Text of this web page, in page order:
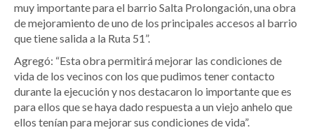
muy importante para el barrio Salta Prolongación, una obra
de mejoramiento de uno de los principales accesos al barrio
que tiene salida a la Ruta 51”.
Agregó: “Esta obra permitirá mejorar las condiciones de
vida de los vecinos con los que pudimos tener contacto
durante la ejecución y nos destacaron lo importante que es
para ellos que se haya dado respuesta a un viejo anhelo que
ellos tenían para mejorar sus condiciones de vida”.